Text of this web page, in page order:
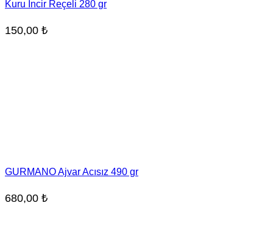
Kuru İncir Reçeli 280 gr
150,00 ₺
GURMANO Ajvar Acısız 490 gr
680,00 ₺